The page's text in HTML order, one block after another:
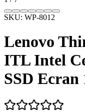
SKU: WP-8012
Lenovo
ITL Intel
SSD Ecran